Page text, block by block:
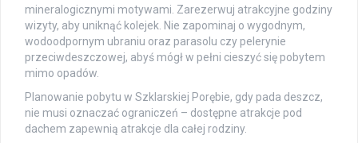
mineralogicznymi motywami. Zarezerwuj atrakcyjne godziny
wizyty, aby uniknąć kolejek. Nie zapominaj o wygodnym,
wodoodpornym ubraniu oraz parasolu czy pelerynie
przeciwdeszczowej, abyś mógł w pełni cieszyć się pobytem
mimo opadów.
Planowanie pobytu w Szklarskiej Porębie, gdy pada deszcz,
nie musi oznaczać ograniczeń – dostępne atrakcje pod
dachem zapewnią atrakcje dla całej rodziny.